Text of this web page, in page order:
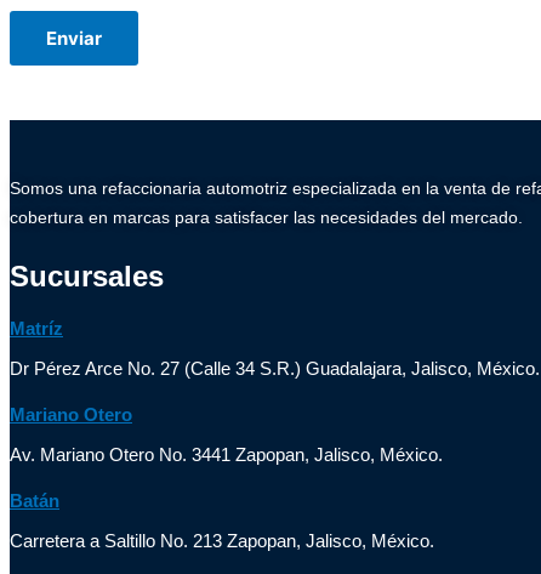
Somos una refaccionaria automotriz especializada en la venta de
cobertura en marcas para satisfacer las necesidades del mercado.
Sucursales
Matríz
Dr Pérez Arce No. 27 (Calle 34 S.R.) Guadalajara, Jalisco, México.
Mariano Otero
Av. Mariano Otero No. 3441 Zapopan, Jalisco, México.
Batán
Carretera a Saltillo No. 213 Zapopan, Jalisco, México.